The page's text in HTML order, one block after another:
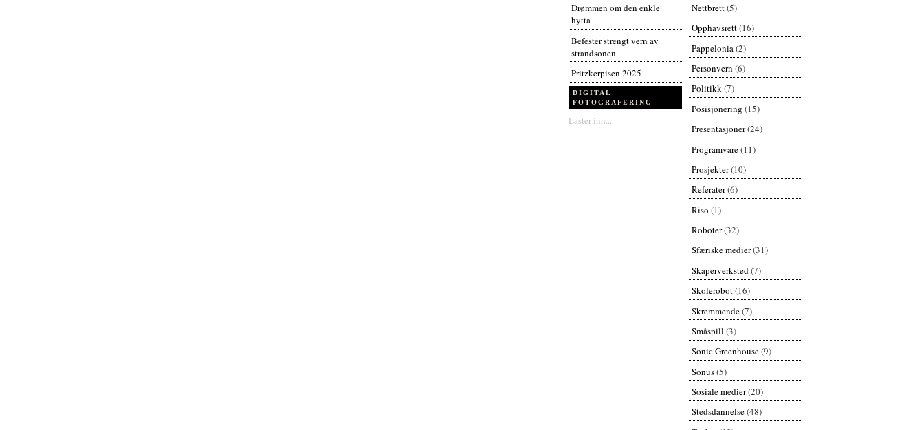
Drømmen om den enkle
hytta
Befester strengt vern av
strandsonen
Pritzkerpisen 2025
DIGITAL
FOTOGRAFERING
Laster inn...
Nettbrett(5)
Opphavsrett(16)
Pappelonia(2)
Personvern (6)
Politikk(7)
Posisjonering (15)
Presentasjoner(24)
Programvare(11)
Prosjekter(10)
Referater(6)
Riso (1)
Roboter(32)
Sfæriske medier(31)
Skaperverksted(7)
Skolerobot(16)
Skremmende(7)
Småspill (3)
Sonic Greenhouse(9)
Sonus(5)
Sosiale medier(20)
Stedsdannelse(48)